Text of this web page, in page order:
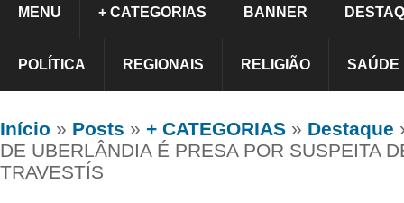
MENU + CATEGORIAS BANNER
POLÍTICA REGIONAIS RELIGIÃO SAÚDE
Início » Posts » + CATEGORIAS » Destaque
DE UBERLÂNDIA É PRESA POR SUSPEITA
TRAVESTÍS